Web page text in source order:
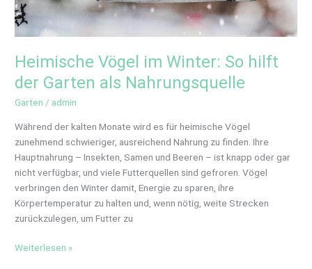
Heimische Vögel im Winter: So hilft
der Garten als Nahrungsquelle
Garten / admin
Während der kalten Monate wird es für heimische Vögel
zunehmend schwieriger, ausreichend Nahrung zu finden. Ihre
Hauptnahrung – Insekten, Samen und Beeren – ist knapp oder gar
nicht verfügbar, und viele Futterquellen sind gefroren. Vögel
verbringen den Winter damit, Energie zu sparen, ihre
Körpertemperatur zu halten und, wenn nötig, weite Strecken
zurückzulegen, um Futter zu
Weiterlesen »